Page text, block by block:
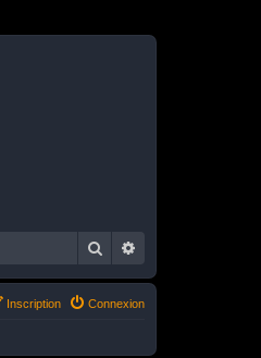
Rechercher
Connexion
Inscription